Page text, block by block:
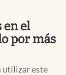
en el
por más
utilizar este